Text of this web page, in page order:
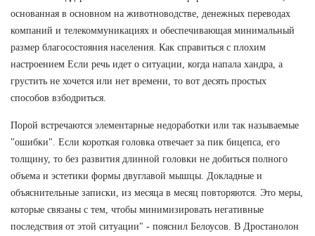
основанная в основном на животноводстве, денежных переводах
компаний и телекоммуникациях и обеспечивающая минимальный
размер благосостояния населения. Как справиться с плохим
настроением Если речь идет о ситуации, когда напала хандра, а
грустить не хочется или нет времени, то вот десять простых
способов взбодриться.
Порой встречаются элементарные недоработки или так называемые
"ошибки". Если короткая головка отвечает за пик бицепса, его
толщину, то без развития длинной головки не добиться полного
объема и эстетики формы двуглавой мышцы. Докладные и
объяснительные записки, из месяца в месяц повторяются. Это меры,
которые связаны с тем, чтобы минимизировать негативные
последствия от этой ситуации" - пояснил Белоусов. В Дростанолон